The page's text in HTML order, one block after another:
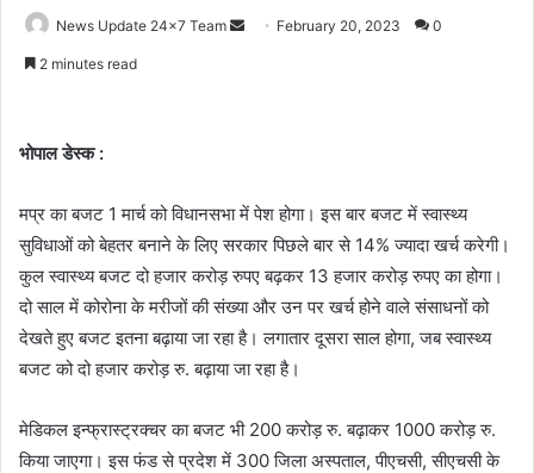
News Update 24x7 Team
Send February 20, 2023 0
2 minutes read
भोपाल डेस्क :
मप्र का बजट 1 मार्च को विधानसभा में पेश होगा। इस बार बजट में स्वास्थ्य
सुविधाओं को बेहतर बनाने के लिए सरकार पिछले बार से 14% ज्यादा खर्च करेगी।
कुल स्वास्थ्य बजट दो हजार करोड़ रुपए बढ़कर 13 हजार करोड़ रुपए का होगा।
दो साल में कोरोना के मरीजों की संख्या और उन पर खर्च होने वाले संसाधनों को
देखते हुए बजट इतना बढ़ाया जा रहा है। लगातार दूसरा साल होगा, जब स्वास्थ्य
बजट को दो हजार करोड़ रु. बढ़ाया जा रहा है।
मेडिकल इन्फ्रास्ट्रक्चर का बजट भी 200 करोड़ रु. बढ़ाकर 1000 करोड़ रु.
किया जाएगा। इस फंड से प्रदेश में 300 जिला अस्पताल, पीएचसी, सीएचसी के